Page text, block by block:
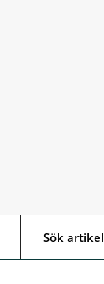
Sök artikel